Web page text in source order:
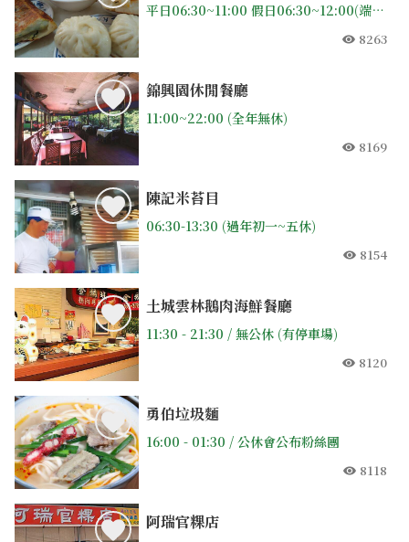
平日06:30~11:00 假日06:30~12:00(端午中秋過年休假)
人氣
8263
錦興園休閒餐廳
11:00~22:00 (全年無休)
人氣
8169
陳記米苔目
06:30-13:30 (過年初一~五休)
人氣
8154
土城雲林鵝肉海鮮餐廳
11:30 - 21:30 / 無公休 (有停車場)
人氣
8120
勇伯垃圾麵
16:00 - 01:30 / 公休會公布粉絲團
人氣
8118
阿瑞官粿店